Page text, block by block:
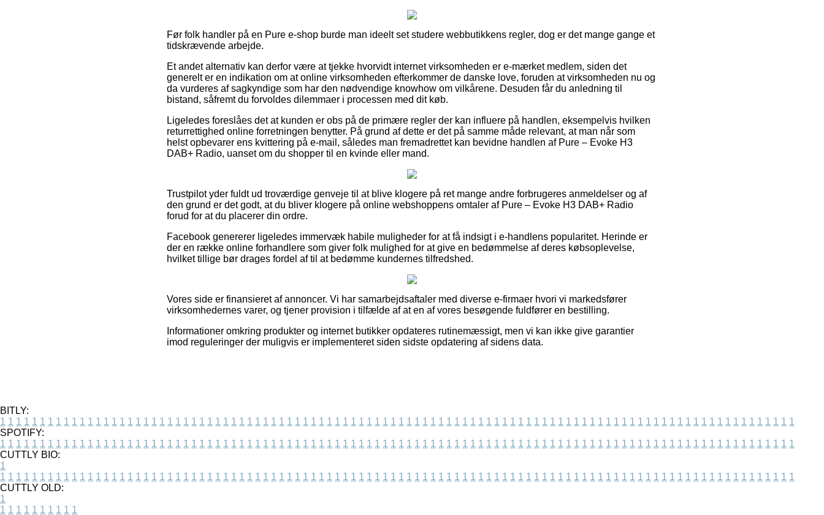
Før folk handler på en Pure e-shop burde man ideelt set studere webbutikkens regler, dog er det mange gange et
tidskrævende arbejde.
Et andet alternativ kan derfor være at tjekke hvorvidt internet virksomheden er e-mærket medlem, siden det
generelt er en indikation om at online virksomheden efterkommer de danske love, foruden at virksomheden nu og
da vurderes af sagkyndige som har den nødvendige knowhow om vilkårene. Desuden får du anledning til
bistand, såfremt du forvoldes dilemmaer i processen med dit køb.
Ligeledes foreslåes det at kunden er obs på de primære regler der kan influere på handlen, eksempelvis hvilken
returrettighed online forretningen benytter. På grund af dette er det på samme måde relevant, at man når som
helst opbevarer ens kvittering på e-mail, således man fremadrettet kan bevidne handlen af Pure – Evoke H3
DAB+ Radio, uanset om du shopper til en kvinde eller mand.
Trustpilot yder fuldt ud troværdige genveje til at blive klogere på ret mange andre forbrugeres anmeldelser og af
den grund er det godt, at du bliver klogere på online webshoppens omtaler af Pure – Evoke H3 DAB+ Radio
forud for at du placerer din ordre.
Facebook genererer ligeledes immervæk habile muligheder for at få indsigt i e-handlens popularitet. Herinde er
der en række online forhandlere som giver folk mulighed for at give en bedømmelse af deres købsoplevelse,
hvilket tillige bør drages fordel af til at bedømme kundernes tilfredshed.
Vores side er finansieret af annoncer. Vi har samarbejdsaftaler med diverse e-firmaer hvori vi markedsfører
virksomhedernes varer, og tjener provision i tilfælde af at en af vores besøgende fuldfører en bestilling.
Informationer omkring produkter og internet butikker opdateres rutinemæssigt, men vi kan ikke give garantier
imod reguleringer der muligvis er implementeret siden sidste opdatering af sidens data.
BITLY:
1 1 1 1 1 1 1 1 1 1 1 1 1 1 1 1 1 1 1 1 1 1 1 1 1 1 1 1 1 1 1 1 1 1 1 1 1 1 1 1 1 1 1 1 1 1 1 1 1 1 1 1 1 1 1 1 1 1 1 1 1 1 1 1 1 1 1 1 1 1 1 1 1 1 1 1 1 1 1 1 1 1 1 1 1 1 1 1 1 1 1 1 1 1 1 1 1 1 1 1
SPOTIFY:
1 1 1 1 1 1 1 1 1 1 1 1 1 1 1 1 1 1 1 1 1 1 1 1 1 1 1 1 1 1 1 1 1 1 1 1 1 1 1 1 1 1 1 1 1 1 1 1 1 1 1 1 1 1 1 1 1 1 1 1 1 1 1 1 1 1 1 1 1 1 1 1 1 1 1 1 1 1 1 1 1 1 1 1 1 1 1 1 1 1 1 1 1 1 1 1 1 1 1 1
CUTTLY BIO:
1
1 1 1 1 1 1 1 1 1 1 1 1 1 1 1 1 1 1 1 1 1 1 1 1 1 1 1 1 1 1 1 1 1 1 1 1 1 1 1 1 1 1 1 1 1 1 1 1 1 1 1 1 1 1 1 1 1 1 1 1 1 1 1 1 1 1 1 1 1 1 1 1 1 1 1 1 1 1 1 1 1 1 1 1 1 1 1 1 1 1 1 1 1 1 1 1 1 1 1 1
CUTTLY OLD:
1
1 1 1 1 1 1 1 1 1 1